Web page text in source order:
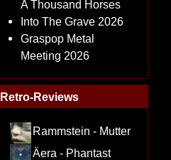
A Thousand Horses
Into The Grave 2026
Graspop Metal
Meeting 2026
Retro-Reviews
Rammstein - Mutter
Äera - Phantast